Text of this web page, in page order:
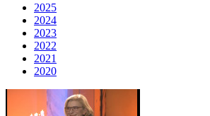
2025
2024
2023
2022
2021
2020